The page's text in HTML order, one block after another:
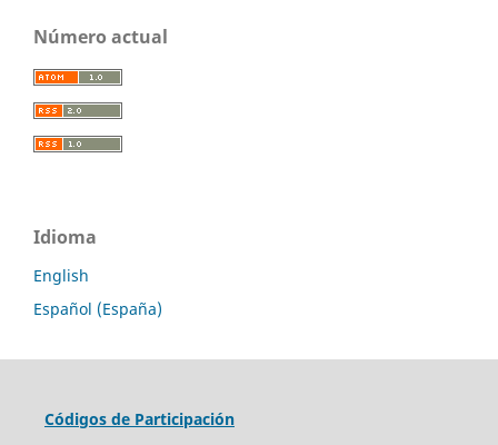
Número actual
Idioma
English
Español (España)
Códigos de Participación